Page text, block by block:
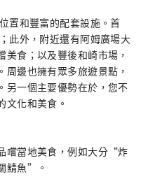
置和豐富的配套設施。首
此外，附近還有阿姆廣場大
食；以及豐後和崎市場，
邊也擁有眾多旅遊景點，
另一個主要優勢在於，您不
文化和美食。
嚐當地美食，例如大分“炸
鯖魚”。